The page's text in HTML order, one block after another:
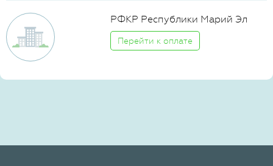
РФКР Республики Марий Эл
Перейти к оплате